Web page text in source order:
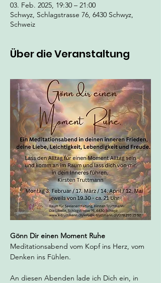
03. Feb. 2025, 19:30 – 21:00
Schwyz, Schlagstrasse 76, 6430 Schwyz,
Schweiz
Über die Veranstaltung
Gönn Dir einen Moment Ruhe
Meditationsabend vom Kopf ins Herz, vom
Denken ins Fühlen.
An diesen Abenden lade ich Dich ein, in